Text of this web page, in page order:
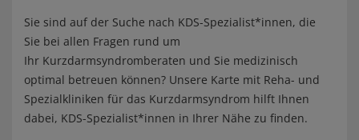
Sie sind auf der Suche nach KDS-Spezialist*innen, die
Sie bei allen Fragen rund um
Ihr Kurzdarmsyndromberaten und Sie medizinisch
optimal betreuen können? Unsere Karte mit Reha- und
Spezialkliniken für das Kurzdarmsyndrom hilft Ihnen
dabei, KDS-Spezialist*innen in Ihrer Nähe zu finden.